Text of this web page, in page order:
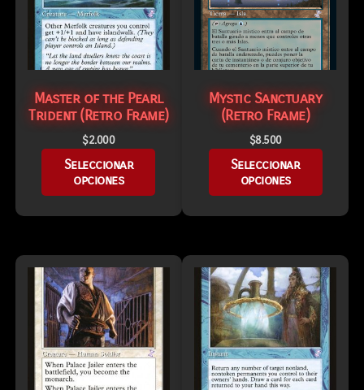
Master of the Pearl
Trident (Retro Frame)
$2.000
Seleccionar
opciones
Mystic Sanctuary
(Retro Frame)
$8.500
Seleccionar
opciones